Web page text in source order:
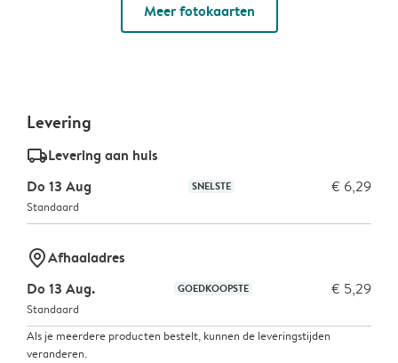
Meer fotokaarten
Levering
delivery_standard_v2Levering aan huis
Do 13 Aug
SNELSTE € 6,29
Standaard
marker-pinAfhaaladres
Do 13 Aug.
GOEDKOOPSTE € 5,29
Standaard
Als je meerdere producten bestelt, kunnen de leveringstijden
veranderen.